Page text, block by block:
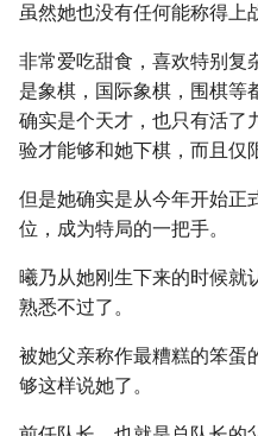
虽然她也没有任何能称得上
非常爱吃甜食，喜欢特别复
是象棋，国际象棋，围棋等
确实是个天才，也只有活了
验才能够和她下棋，而且仅
但是她确实是从今年开始正
位，成为特局的一把手。
曦乃从她刚生下来的时候就
熟悉不过了。
被她父亲称作最糟糕的笨蛋
够这样说她了。